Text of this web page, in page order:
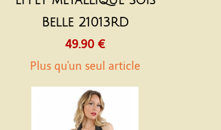
Belle 21013RD
49.90 €
Plus qu'un seul article